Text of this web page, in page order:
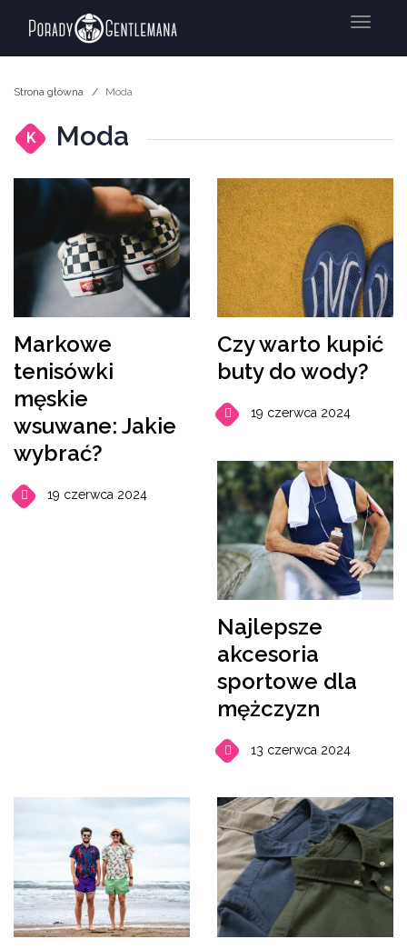
Menu
Strona główna Moda
K Moda
Markowe
tenisówki
męskie
wsuwane: Jakie
wybrać?
19 czerwca 2024
Czy warto kupić
buty do wody?
19 czerwca 2024
Najlepsze
akcesoria
sportowe dla
mężczyzn
13 czerwca 2024